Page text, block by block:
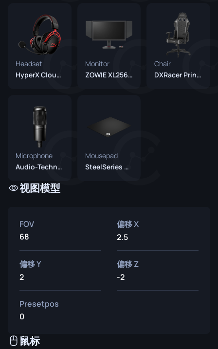
Headset
HyperX Cloud Alpha
Monitor
ZOWIE XL2566X+
Chair
DXRacer Prince
Microphone
Audio-Technica AT2020
Mousepad
SteelSeries QcK+
视图模型
FOV
68
偏移 X
2.5
偏移 Y
2
偏移 Z
-2
Presetpos
0
鼠标